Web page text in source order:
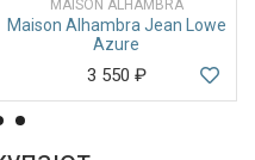
MAISON ALHAMBRA
Maison Alhambra Jean Lowe
Azure
3 550 ₽